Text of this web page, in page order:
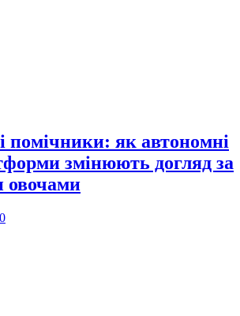
помічники: як автономні
змінюють догляд за
овочами
0